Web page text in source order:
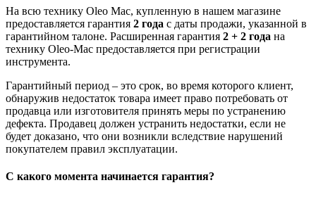
На всю технику Oleo Mac, купленную в нашем магазине
предоставляется гарантия 2 года с даты продажи, указанной в
гарантийном талоне. Расширенная гарантия 2 + 2 года на
технику Oleo-Mac предоставляется при регистрации
инструмента.
Гарантийный период – это срок, во время которого клиент,
обнаружив недостаток товара имеет право потребовать от
продавца или изготовителя принять меры по устранению
дефекта. Продавец должен устранить недостатки, если не
будет доказано, что они возникли вследствие нарушений
покупателем правил эксплуатации.
С какого момента начинается гарантия?